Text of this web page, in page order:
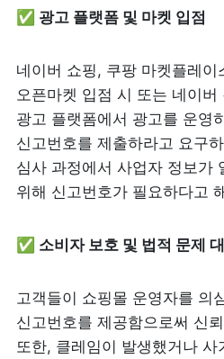
✅ 광고 플랫폼 및 마켓 입점
네이버 쇼핑, 쿠팡 마켓플레이
오픈마켓 입점 시 또는 네이
광고 플랫폼에서 광고를 운영
신고번호를 제출하라고 요구
심사 과정에서 사업자 정보가
위해 신고번호가 필요하다고
✅ 소비자 보호 및 법적 문제
고객들이 쇼핑몰 운영자를 의
신고번호를 제공함으로써 신
또한, 클레임이 발생했거나 사